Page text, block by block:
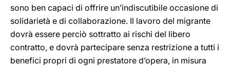
sono ben capaci di offrire un’indiscutibile occasione di
solidarietà e di collaborazione. Il lavoro del migrante
dovrà essere perciò sottratto ai rischi del libero
contratto, e dovrà partecipare senza restrizione a tutti i
benefici propri di ogni prestatore d’opera, in misura